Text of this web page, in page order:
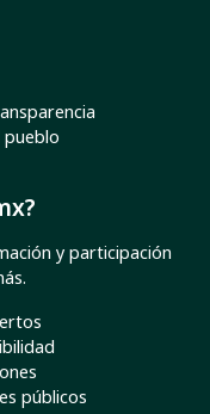
pueblo
y participación
.
públicos